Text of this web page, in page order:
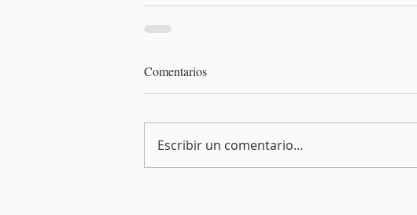
Comentarios
Escribir un comentario...